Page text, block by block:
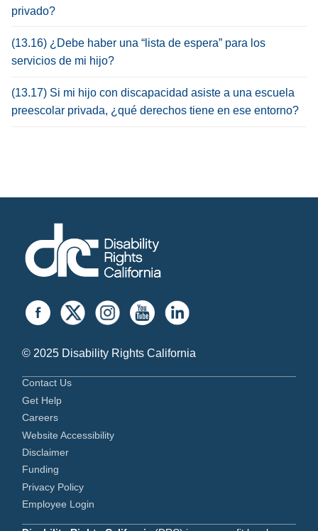
privado?
(13.16) ¿Debe haber una “lista de espera” para los
servicios de mi hijo?
(13.17) Si mi hijo con discapacidad asiste a una escuela
preescolar privada, ¿qué derechos tiene en ese entorno?
© 2025 Disability Rights California
Contact Us
Get Help
Careers
Website Accessibility
Disclaimer
Funding
Privacy Policy
Employee Login